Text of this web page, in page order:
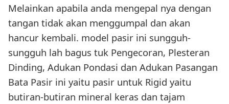
Melainkan apabila anda mengepal nya dengan
tangan tidak akan menggumpal dan akan
hancur kembali. model pasir ini sungguh-
sungguh lah bagus tuk Pengecoran, Plesteran
Dinding, Adukan Pondasi dan Adukan Pasangan
Bata Pasir ini yaitu pasir untuk Rigid yaitu
butiran-butiran mineral keras dan tajam